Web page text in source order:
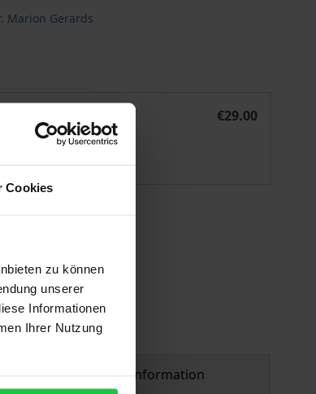
Cookies
zu können
unserer
Informationen
Ihrer Nutzung
Marion Gerards
Musik im Netzwerk
€29.00
3-487-42363-0
Product safety information